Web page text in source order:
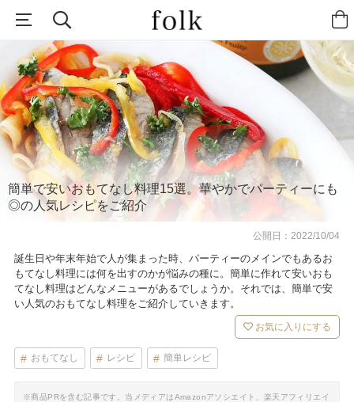
簡単で安いおもてなし料理15選。華やかでパーティーにも
◎の人気レシピをご紹介
公開日：2022/10/04
誕生日や年末年始で人が集まった時、パーティーのメインでもあるお
もてなし料理には何を出すのかが悩みの種に。簡単に作れて安いおも
てなし料理はどんなメニューがあるでしょうか。それでは、簡単で安
い人気のおもてなし料理をご紹介していきます。
お気に入りにする
おもてなし レシピ 簡単レシピ
※商品PRを含む記事です。当メディアはAmazonアソシエイト、楽天アフィリエイ